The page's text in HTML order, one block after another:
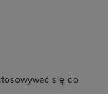
się do